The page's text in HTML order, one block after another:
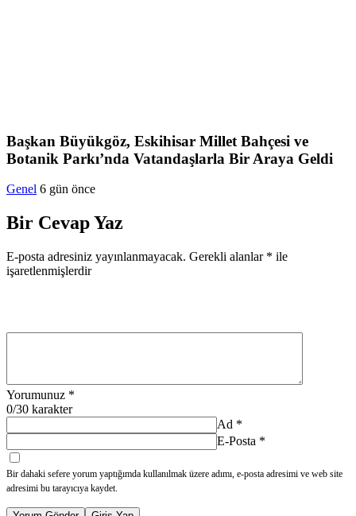
Başkan Büyükgöz, Eskihisar Millet Bahçesi ve
Botanik Parkı’nda Vatandaşlarla Bir Araya Geldi
Genel 6 gün önce
Bir Cevap Yaz
E-posta adresiniz yayınlanmayacak. Gerekli alanlar * ile
işaretlenmişlerdir
Yorumunuz *
0/30 karakter
Ad *
E-Posta *
Bir dahaki sefere yorum yaptığımda kullanılmak üzere adımı, e-posta adresimi ve web site
adresimi bu tarayıcıya kaydet.